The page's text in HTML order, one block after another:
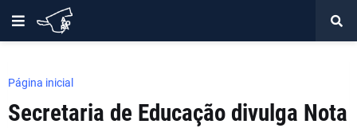
Página inicial
Secretaria de Educação divulga Nota